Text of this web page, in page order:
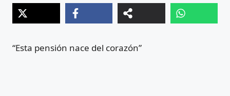
“Esta pensión nace del corazón”